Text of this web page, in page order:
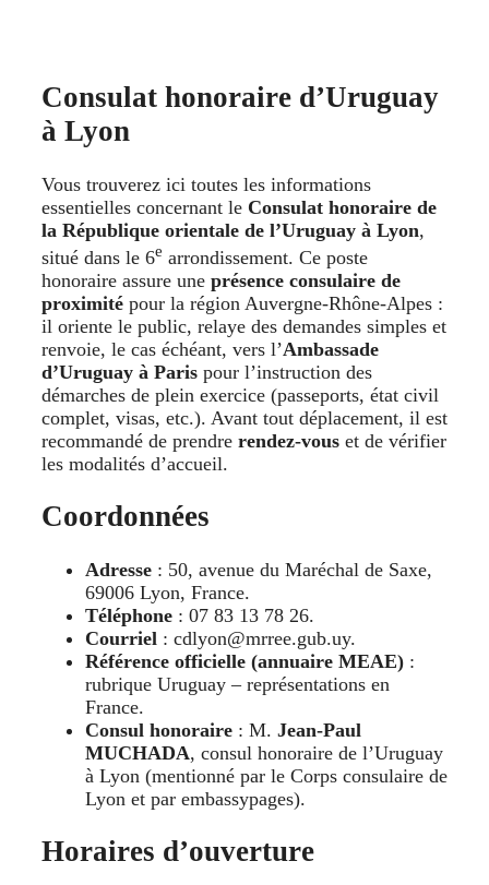
Consulat honoraire d’Uruguay
à Lyon
Vous trouverez ici toutes les informations
essentielles concernant le Consulat honoraire de
la République orientale de l’Uruguay à Lyon,
situé dans le 6e arrondissement. Ce poste
honoraire assure une présence consulaire de
proximité pour la région Auvergne-Rhône-Alpes :
il oriente le public, relaye des demandes simples et
renvoie, le cas échéant, vers l’Ambassade
d’Uruguay à Paris pour l’instruction des
démarches de plein exercice (passeports, état civil
complet, visas, etc.). Avant tout déplacement, il est
recommandé de prendre rendez-vous et de vérifier
les modalités d’accueil.
Coordonnées
Adresse : 50, avenue du Maréchal de Saxe,
69006 Lyon, France.
Téléphone : 07 83 13 78 26.
Courriel : cdlyon@mrree.gub.uy.
Référence officielle (annuaire MEAE) :
rubrique Uruguay – représentations en
France.
Consul honoraire : M. Jean-Paul
MUCHADA, consul honoraire de l’Uruguay
à Lyon (mentionné par le Corps consulaire de
Lyon et par embassypages).
Horaires d’ouverture